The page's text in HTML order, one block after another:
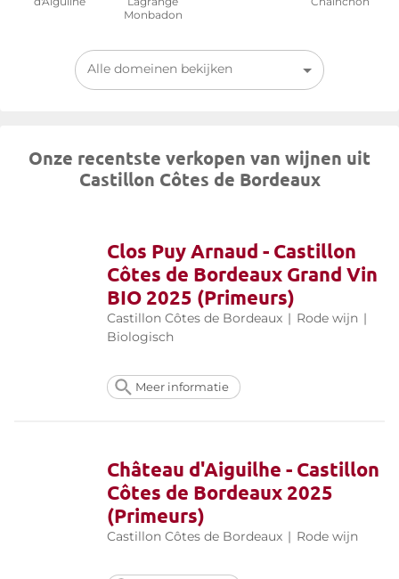
Monbadon
Alle domeinen bekijken
Onze recentste verkopen van wijnen uit
Castillon Côtes de Bordeaux
Clos Puy Arnaud - Castillon
Côtes de Bordeaux Grand Vin
BIO 2025 (Primeurs)
Castillon Côtes de Bordeaux | Rode wijn |
Biologisch
Meer informatie
Château d'Aiguilhe - Castillon
Côtes de Bordeaux 2025
(Primeurs)
Castillon Côtes de Bordeaux | Rode wijn